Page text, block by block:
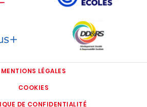
IMAGE
MENTIONS LÉGALES
COOKIES
DE CONFIDENTIALITÉ